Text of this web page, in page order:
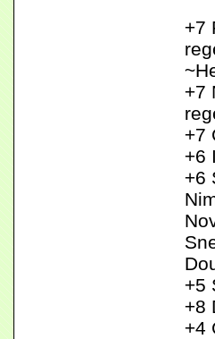
+7
+7
+7
+6
+6
+5
+8
+4